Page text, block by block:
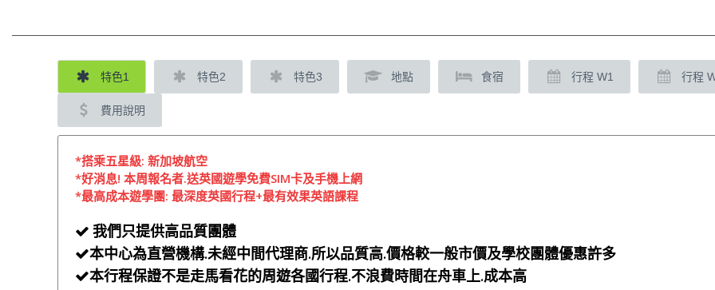
特色1 特色2 特色3 地點 食宿 行程 W1 行程
費用說明
*搭乘五星級: 新加坡航空
*好消息! 本周報名者.送英國遊學免費SIM卡及手機上網
*最高成本遊學團: 最深度英國行程+最有效果英語課程
 我們只提供高品質團體
本中心為直營機構.未經中間代理商.所以品質高.價格較一般市價及學校團體優惠許多
本行程保證不是走馬看花的周遊各國行程.不浪費時間在舟車上.成本高